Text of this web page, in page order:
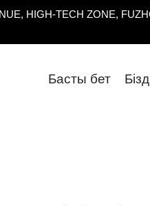
HIGH-TECH ZONE,
Басты бет